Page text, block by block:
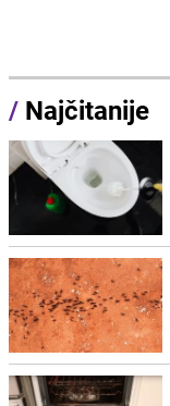
/ Najčitanije